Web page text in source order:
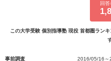
回
この大学受験 個別指導塾 現役 首都圏ラン
事前調査 2016/05/16～